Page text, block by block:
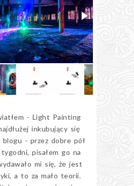
- Light Painting
inkubujący się
blogu - przez dobre pół
pisałem go na
mi się, że jest
a to za mało teorii.